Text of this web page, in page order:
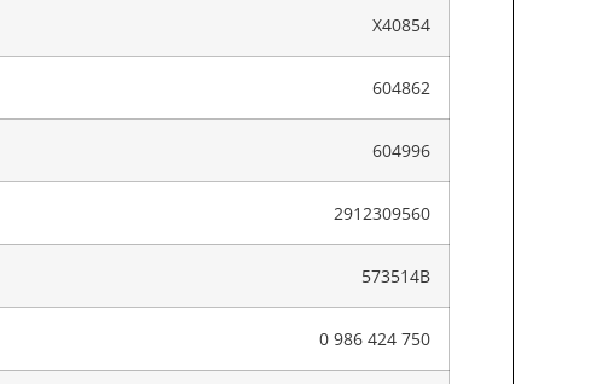
X40854
604862
604996
2912309560
573514B
0 986 424 750